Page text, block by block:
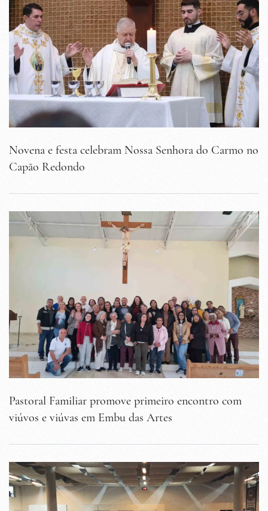
Novena e festa celebram Nossa Senhora do Carmo no
Capão Redondo
Pastoral Familiar promove primeiro encontro com
viúvos e viúvas em Embu das Artes